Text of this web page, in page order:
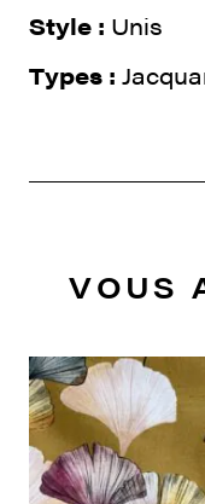
Style : Unis
Types :
VOUS